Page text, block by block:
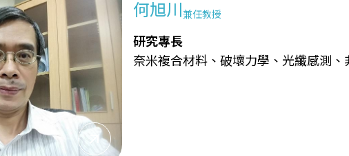
arrow_outward
何旭川 兼任教授
研究專長
奈米複合材料、破壞力學、光纖感測、